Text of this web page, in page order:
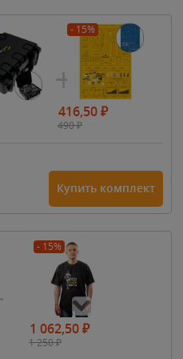
- 15%
416,50₽
490₽
Купить комплект
- 15%
1 062,50₽
1 250₽